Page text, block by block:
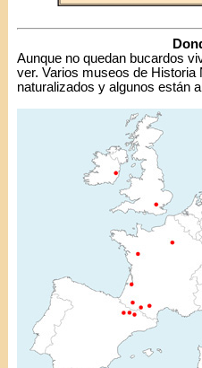
Aunque no quedan bucardos
ver. Varios museos de Historia
naturalizados y algunos están